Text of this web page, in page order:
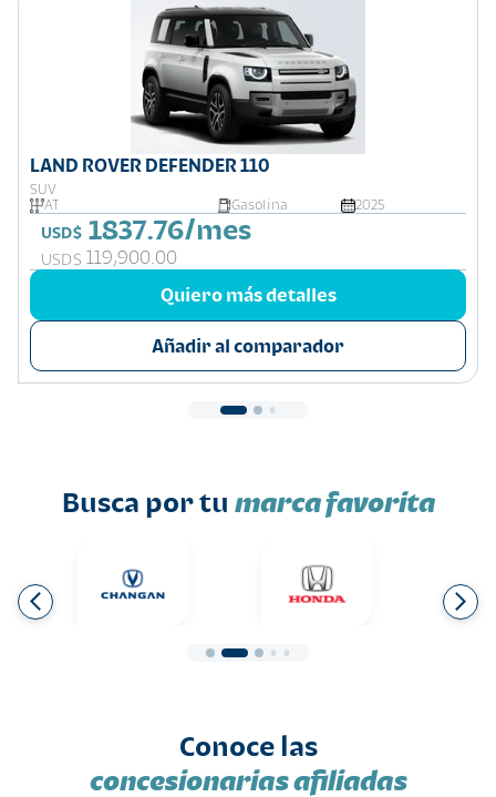
LAND ROVER DEFENDER 110
SUV
AT
Gasolina 2025
USD$ 1837.76/mes
USD$ 119,900.00
Quiero más detalles
Añadir al comparador
Busca por tu marca favorita
Conoce las
concesionarias afiliadas